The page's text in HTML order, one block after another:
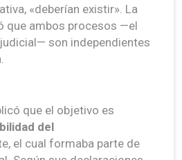
«deberían existir». La
que ambos procesos —el
son independientes
que el objetivo es
del
el cual formaba parte de